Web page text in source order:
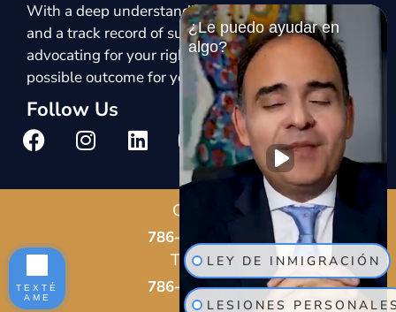
With a deep understanding of immigration law
and a track record of success, we are dedicated to
advocating for your rights and achieving the best
possible outcome for your immigration case.
Follow Us
Call Us
786-678-8587
Text Us
786-802-7819
¿Le puedo ayudar en
algo?
LEY DE INMIGRACIÓN
LESIONES
TEXTÉ
AME